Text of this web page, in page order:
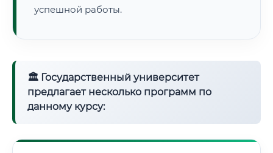
успешной работы.
🏛 Государственный университет
предлагает несколько программ по
данному курсу: